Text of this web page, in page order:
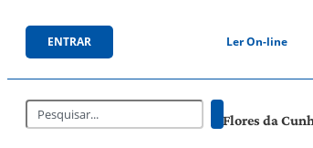
ENTRAR Ler On-line
Flores da